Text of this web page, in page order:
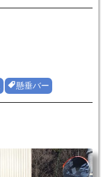
懸垂バー